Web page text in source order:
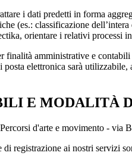
i dati predetti in forma
(es.: classificazione
orientare i relativi processi
amministrative e
posta elettronica sarà
E MODALITÀ
d'arte e movimento -
registrazione ai nostri servizi